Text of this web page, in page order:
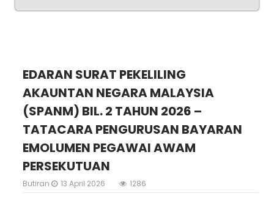
EDARAN SURAT PEKELILING
AKAUNTAN NEGARA MALAYSIA
(SPANM) BIL. 2 TAHUN 2026 –
TATACARA PENGURUSAN BAYARAN
EMOLUMEN PEGAWAI AWAM
PERSEKUTUAN
Butiran 13 April 2026 1286